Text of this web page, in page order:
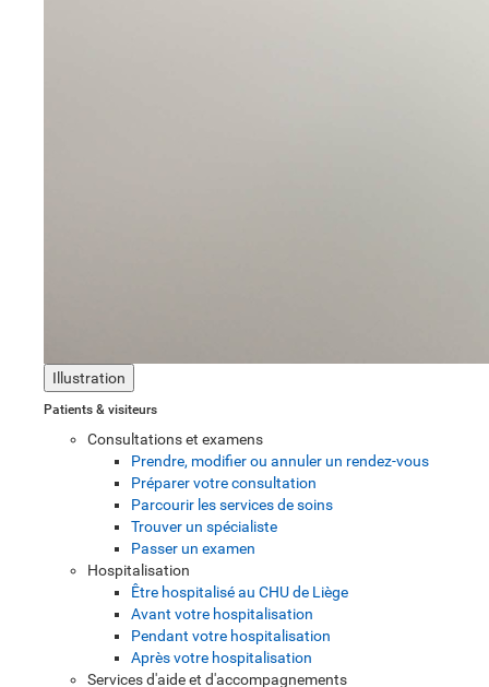
Illustration
Patients & visiteurs
Consultations et examens
Prendre, modifier ou annuler un rendez-vous
Préparer votre consultation
Parcourir les services de soins
Trouver un spécialiste
Passer un examen
Hospitalisation
Être hospitalisé au CHU de Liège
Avant votre hospitalisation
Pendant votre hospitalisation
Après votre hospitalisation
Services d'aide et d'accompagnements